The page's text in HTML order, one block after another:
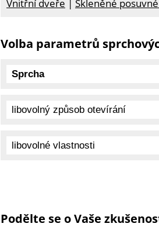
Vnitřní dveře | Skleněné
Volba parametrů
Podělte se o Vaše